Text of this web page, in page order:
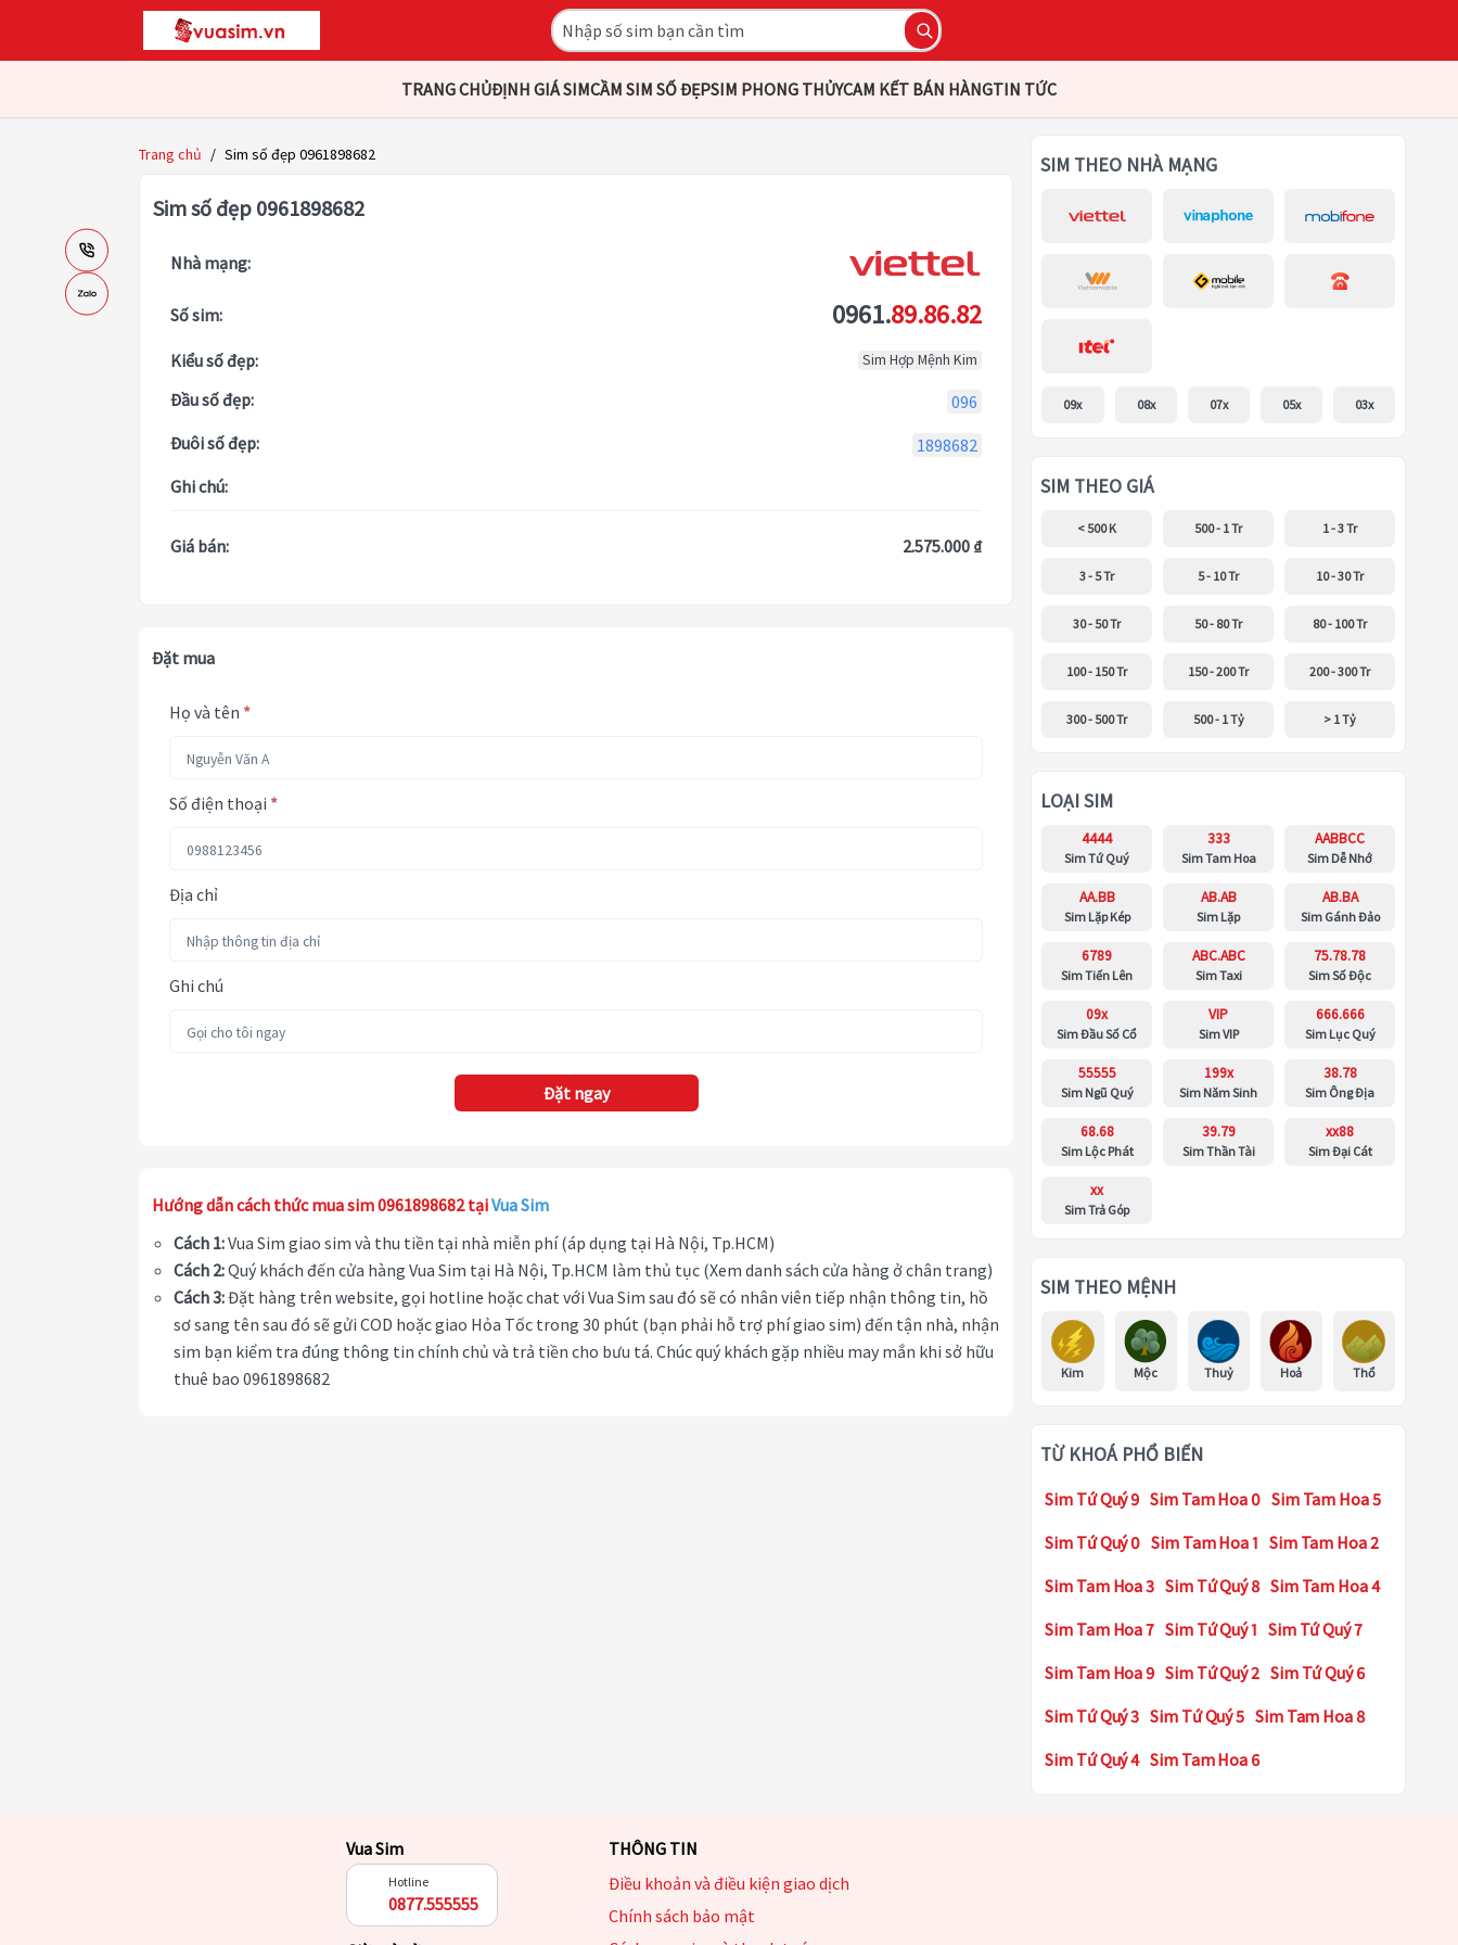
TRANG CHỦĐỊNH GIÁ SIMCẦM SIM SỐ ĐẸPSIM PHONG THỦYCAM KẾT BÁN HÀNGTIN TỨC
Trang chủ / Sim số đẹp 0961898682
Sim số đẹp 0961898682
Nhà mạng:
Số sim: 0961.89.86.82
Kiểu số đẹp: Sim Hợp Mệnh Kim
Đầu số đẹp:
096
Đuôi số đẹp:
1898682
Ghi chú:
Giá bán: 2.575.000 ₫
Đặt mua
Họ và tên *
Số điện thoại *
Địa chỉ
Ghi chú
Đặt ngay
Hướng dẫn cách thức mua sim 0961898682 tạiVua Sim
Cách 1:Vua Sim giao sim và thu tiền tại nhà miễn phí (áp dụng tại Hà Nội, Tp.HCM)
Cách 2:Quý khách đến cửa hàng Vua Sim tại Hà Nội, Tp.HCM làm thủ tục (Xem danh sách cửa hàng ở chân trang)
Cách 3:Đặt hàng trên website, gọi hotline hoặc chat với Vua Sim sau đó sẽ có nhân viên tiếp nhận thông tin, hồ
sơ sang tên sau đó sẽ gửi COD hoặc giao Hỏa Tốc trong 30 phút (bạn phải hỗ trợ phí giao sim) đến tận nhà, nhận
sim bạn kiểm tra đúng thông tin chính chủ và trả tiền cho bưu tá. Chúc quý khách gặp nhiều may mắn khi sở hữu
thuê bao 0961898682
SIM THEO NHÀ MẠNG
09x 08x 07x 05x 03x
SIM THEO GIÁ
< 500 K 500 - 1 Tr 1 - 3 Tr
3 - 5 Tr 5 - 10 Tr 10 - 30 Tr
30 - 50 Tr 50 - 80 Tr 80 - 100 Tr
100 - 150 Tr 150 - 200 Tr 200 - 300 Tr
300 - 500 Tr 500 - 1 Tỷ > 1 Tỷ
LOẠI SIM
4444
Sim Tứ Quý
333
Sim Tam Hoa
AABBCC
Sim Dễ Nhớ
AA.BB
Sim Lặp Kép
AB.AB
Sim Lặp
AB.BA
Sim Gánh Đảo
6789
Sim Tiến Lên
ABC.ABC
Sim Taxi
75.78.78
Sim Số Độc
09x
Sim Đầu Số Cổ
VIP
Sim VIP
666.666
Sim Lục Quý
55555
Sim Ngũ Quý
199x
Sim Năm Sinh
38.78
Sim Ông Địa
68.68
Sim Lộc Phát
39.79
Sim Thần Tài
xx88
Sim Đại Cát
xx
Sim Trả Góp
SIM THEO MỆNH
Kim Mộc Thuỷ Hoả Thổ
TỪ KHOÁ PHỔ BIẾN
Sim Tứ Quý 9 Sim Tam Hoa 0 Sim Tam Hoa 5
Sim Tứ Quý 0 Sim Tam Hoa 1 Sim Tam Hoa 2
Sim Tam Hoa 3 Sim Tứ Quý 8 Sim Tam Hoa 4
Sim Tam Hoa 7 Sim Tứ Quý 1 Sim Tứ Quý 7
Sim Tam Hoa 9 Sim Tứ Quý 2 Sim Tứ Quý 6
Sim Tứ Quý 3 Sim Tứ Quý 5 Sim Tam Hoa 8
Sim Tứ Quý 4 Sim Tam Hoa 6
Vua Sim
Hotline
0877.555555
THÔNG TIN
Điều khoản và điều kiện giao dịch
Chính sách bảo mật